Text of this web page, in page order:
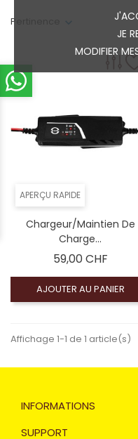
JE
MODIFIER
Pertinence
APERÇU RAPIDE
Chargeur/Maintien De
Charge...
59,00 CHFPrix
AJOUTER AU PANIER
Affichage 1-1 de 1 article(s)
INFORMATIONS
SUPPORT